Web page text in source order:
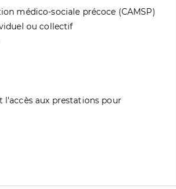
médico-sociale précoce (CAMSP)
ou collectif
aux prestations pour